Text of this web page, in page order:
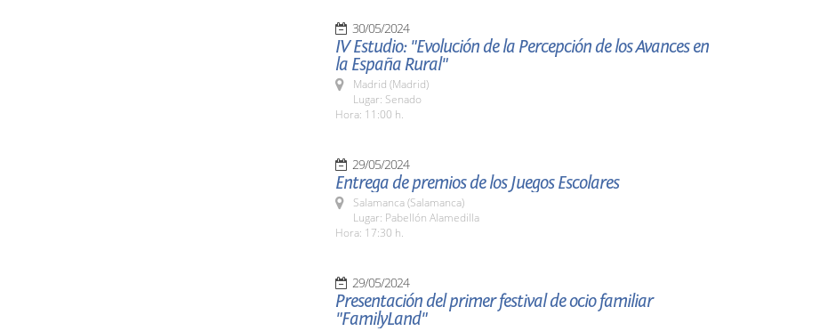
30/05/2024
IV Estudio: "Evolución de la Percepción de los Avances en
la España Rural"
Madrid (Madrid)
Lugar: Senado
Hora: 11:00 h.
29/05/2024
Entrega de premios de los Juegos Escolares
Salamanca (Salamanca)
Lugar: Pabellón Alamedilla
Hora: 17:30 h.
29/05/2024
Presentación del primer festival de ocio familiar
"FamilyLand"